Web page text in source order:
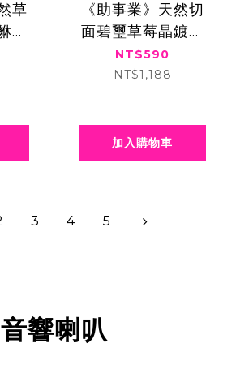
草
寶
《助事業》天然切
面碧璽草莓晶鍍金
手鍊
NT$590
NT$1,188
加入購物車
3 4 5
音響喇叭